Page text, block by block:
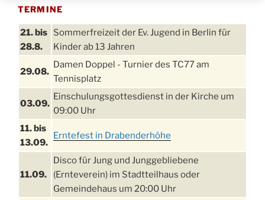
TERMINE
21. bis
28.8.
Sommerfreizeit der Ev. Jugend in Berlin für
Kinder ab 13 Jahren
29.08.
Damen Doppel - Turnier des TC77 am
Tennisplatz
03.09.
Einschulungsgottesdienst in der Kirche um
09:00 Uhr
11. bis
13.09.
Erntefest in Drabenderhöhe
11.09.
Disco für Jung und Junggebliebene
(Ernteverein) im Stadtteilhaus oder
Gemeindehaus um 20:00 Uhr